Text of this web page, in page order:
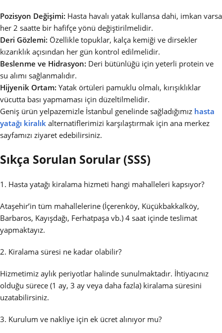
Pozisyon Değişimi: Hasta havalı yatak kullansa dahi, imkan varsa
her 2 saatte bir hafifçe yönü değiştirilmelidir.
Deri Gözlemi: Özellikle topuklar, kalça kemiği ve dirsekler
kızarıklık açısından her gün kontrol edilmelidir.
Beslenme ve Hidrasyon: Deri bütünlüğü için yeterli protein ve
su alımı sağlanmalıdır.
Hijyenik Ortam: Yatak örtüleri pamuklu olmalı, kırışıklıklar
vücutta bası yapmaması için düzeltilmelidir.
Geniş ürün yelpazemizle İstanbul genelinde sağladığımız hasta
yatağı kiralık alternatiflerimizi karşılaştırmak için ana merkez
sayfamızı ziyaret edebilirsiniz.
Sıkça Sorulan Sorular (SSS)
1. Hasta yatağı kiralama hizmeti hangi mahalleleri kapsıyor?
Ataşehir’in tüm mahallelerine (İçerenköy, Küçükbakkalköy,
Barbaros, Kayışdağı, Ferhatpaşa vb.) 4 saat içinde teslimat
yapmaktayız.
2. Kiralama süresi ne kadar olabilir?
Hizmetimiz aylık periyotlar halinde sunulmaktadır. İhtiyacınız
olduğu sürece (1 ay, 3 ay veya daha fazla) kiralama süresini
uzatabilirsiniz.
3. Kurulum ve nakliye için ek ücret alınıyor mu?